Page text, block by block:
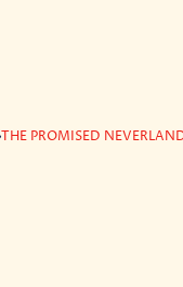
THE PROMISED